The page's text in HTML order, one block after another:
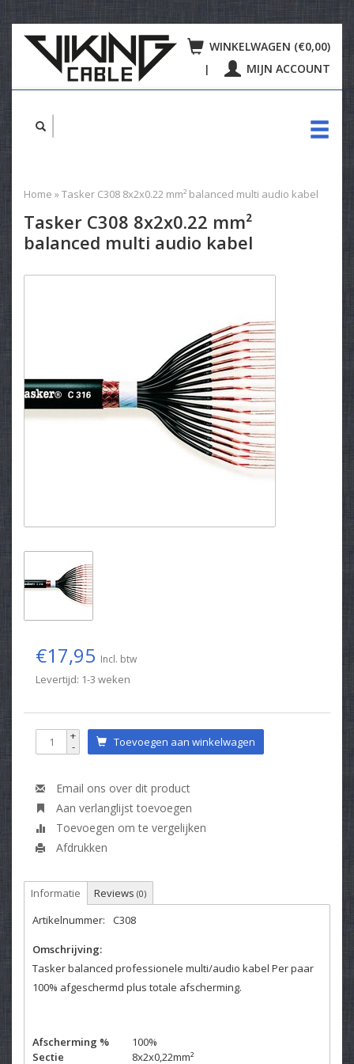
WINKELWAGEN (€0,00)
| MIJN ACCOUNT
Home »Tasker C308 8x2x0.22 mm² balanced multi audio kabel
Tasker C308 8x2x0.22 mm²
balanced multi audio kabel
€17,95 Incl. btw
Levertijd: 1-3 weken
+
- Toevoegen aan winkelwagen
Email ons over dit product
Aan verlanglijst toevoegen
Toevoegen om te vergelijken
Afdrukken
Informatie Reviews (0)
Artikelnummer: C308
Omschrijving:
Tasker balanced professionele multi/audio kabel Per paar
100% afgeschermd plus totale afscherming.
Afscherming %
100%
Sectie
8x2x0,22mm²